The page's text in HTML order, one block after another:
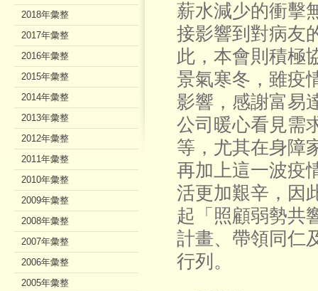
薪水減少的衝擊
接影響到對病友
此，本會則積極
景氣寒冬，雖疫
影響，感謝富易
公司暖心看見需
等，尤其在身障
再加上這一波疫
活更加艱辛，因
起「照顧弱勢共
計畫、帶領同仁
行列。
2018年彙整
2017年彙整
2016年彙整
2015年彙整
2014年彙整
2013年彙整
2012年彙整
2011年彙整
2010年彙整
2009年彙整
2008年彙整
2007年彙整
2006年彙整
2005年彙整